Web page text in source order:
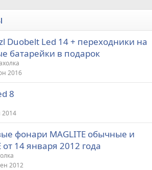
Duobelt Led 14 + переходники на
батарейки в подарок
2016
8
2014
фонари MAGLITE обычные и
от 14 января 2012 года
2012